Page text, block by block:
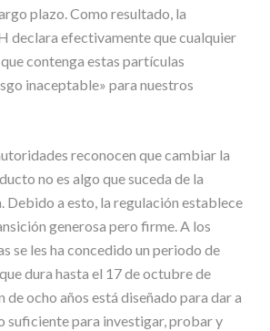
plazo. Como resultado, la
declara efectivamente que cualquier
contenga estas partículas
inaceptable» para nuestros
reconocen que cambiar la
no es algo que suceda de la
Debido a esto, la regulación establece
generosa pero firme. A los
se les ha concedido un periodo de
dura hasta el 17 de octubre de
de ocho años está diseñado para dar a
suficiente para investigar, probar y